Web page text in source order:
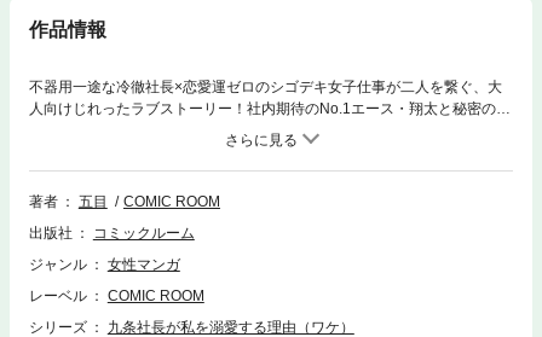
作品情報
不器用一途な冷徹社長×恋愛運ゼロのシゴデキ女子仕事が二人を繋ぐ、大
人向けじれったラブストーリー！社内期待のNo.1エース・翔太と秘密の恋
愛を続けていた八木葵。両家の顔合わせも済み、結婚はもう目前…のはず
が、「仕事に集中したい」と突如、翔太から婚約破棄を告げられてしま
う。信じていた彼に裏切られ、傷心のどん底にいた葵の前に現れたの
は、“暴君”の異名を持つ若き天才社長・九条悠人。彼は突然、社運を賭け
てきて…？「アイツの仕事もお前がやってたんだろう？」社長だけが見抜
いた葵の秘密。なぜ分かるの？どうしてそんなに私を見ているの？九条社
著者 五目
COMIC ROOM
出版社
コミックルーム
ジャンル
女性マンガ
レーベル
COMIC ROOM
シリーズ
九条社長が私を溺愛する理由（ワケ）